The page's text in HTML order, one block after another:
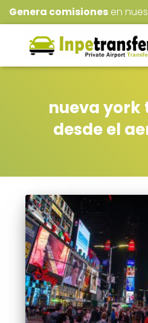
Genera comisiones en
Afiliados !!!
nueva york
desde el